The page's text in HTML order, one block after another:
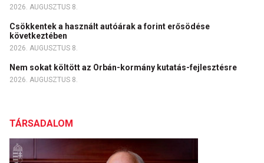
2026. AUGUSZTUS 8.
Csökkentek a használt autóárak a forint erősödése
következtében
2026. AUGUSZTUS 8.
Nem sokat költött az Orbán-kormány kutatás-fejlesztésre
2026. AUGUSZTUS 8.
TÁRSADALOM